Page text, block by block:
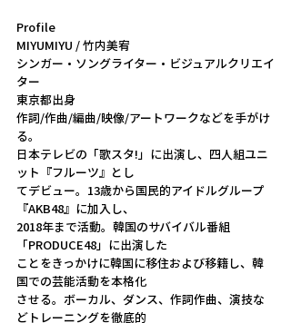
Profile
MIYUMIYU / 竹内美宥
シンガー・ソングライター・ビジュアルクリエイ
ター
東京都出身
作詞/作曲/編曲/映像/アートワークなどを手がけ
る。
日本テレビの「歌スタ!」に出演し、四人組ユニ
ット『フルーツ』とし
てデビュー。13歳から国⺠的アイドルグループ
『AKB48』に加入し、
2018年まで活動。韓国のサバイバル番組
「PRODUCE48」に出演した
ことをきっかけに韓国に移住および移籍し、韓
国での芸能活動を本格化
させる。ボーカル、ダンス、作詞作曲、演技な
どトレーニングを徹底的